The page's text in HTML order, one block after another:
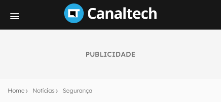
PUBLICIDADE
Home Notícias Segurança
notícias e reviews sobre tecnologia em primeira